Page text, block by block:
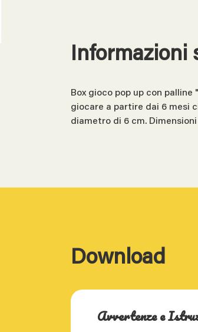
Informazioni
Box gioco pop up con
giocare a partire dai 6 mesi
diametro di 6 cm.
Download
Avvertenze e